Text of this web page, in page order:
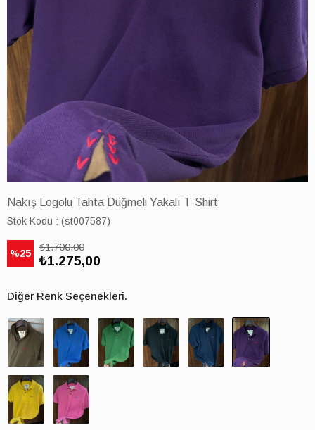
Nakış Logolu Tahta Düğmeli Yakalı T-Shirt
Stok Kodu (st007587)
25
₺1.700,00
₺1.275,00
Diğer Renk Seçenekleri.